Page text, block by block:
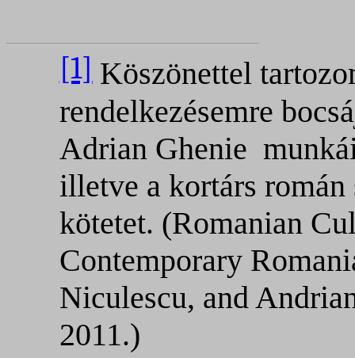
[1] Köszönettel
rendelkezésemre
Adrian Ghenie
illetve a kortárs
kötetet. (Romanian
Contemporary
Niculescu, and
2011.)